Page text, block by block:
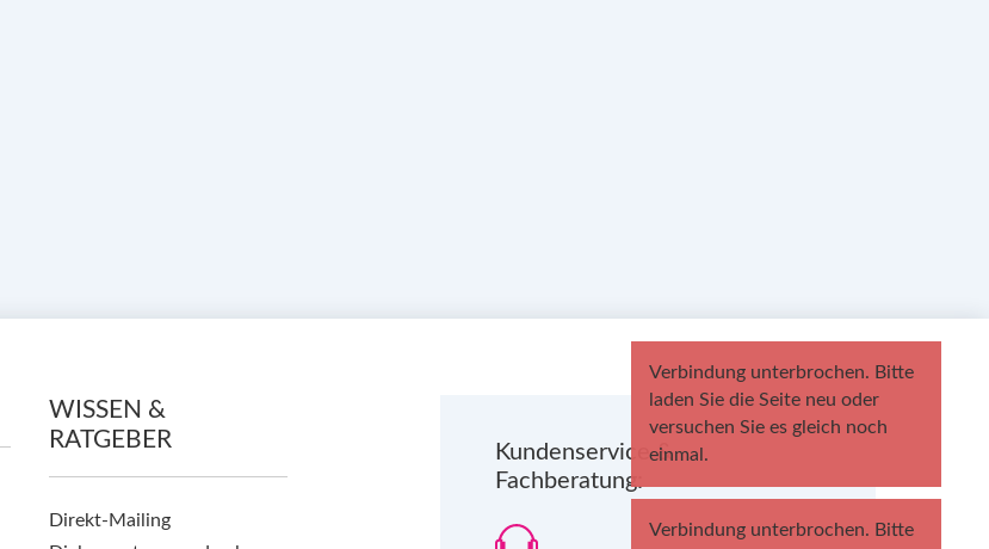
WISSEN &
RATGEBER
Direkt-Mailing
Kundenservice &
Fachberatung:
Verbindung unterbrochen. Bitte